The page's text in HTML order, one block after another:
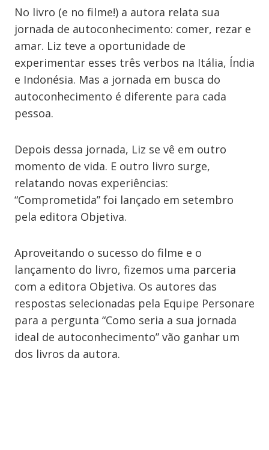
No livro (e no filme!) a autora relata sua
jornada de autoconhecimento: comer, rezar e
amar. Liz teve a oportunidade de
experimentar esses três verbos na Itália, Índia
e Indonésia. Mas a jornada em busca do
autoconhecimento é diferente para cada
pessoa.
Depois dessa jornada, Liz se vê em outro
momento de vida. E outro livro surge,
relatando novas experiências:
“Comprometida” foi lançado em setembro
pela editora Objetiva.
Aproveitando o sucesso do filme e o
lançamento do livro, fizemos uma parceria
com a editora Objetiva. Os autores das
respostas selecionadas pela Equipe Personare
para a pergunta “Como seria a sua jornada
ideal de autoconhecimento” vão ganhar um
dos livros da autora.